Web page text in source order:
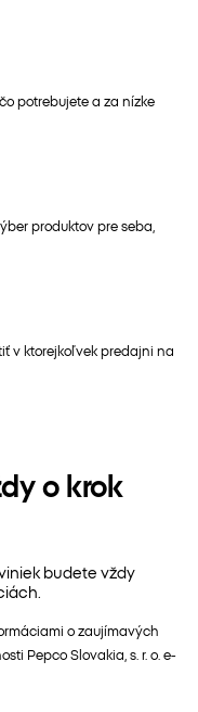
potrebujete a za nízke
produktov pre seba,
v ktorejkoľvek predajni na
o krok
budete vždy
o zaujímavých
Pepco Slovakia, s. r. o. e-